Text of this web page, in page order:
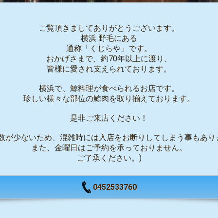
ご覧頂きましてありがとうございます。
横浜 野毛にある
通称「くじらや」です。
おかげさまで、約70年以上に渡り、
皆様に愛され支えられております。
横浜で、鯨料理が食べられるお店です。
珍しい様々な部位の鯨肉を取り揃えております。
是非ご来店ください！
が少ないため、混雑時には入店をお断りしてしまう事もあり
また、金曜日はご予約を承っておりません。
ご了承ください。)
0452533760